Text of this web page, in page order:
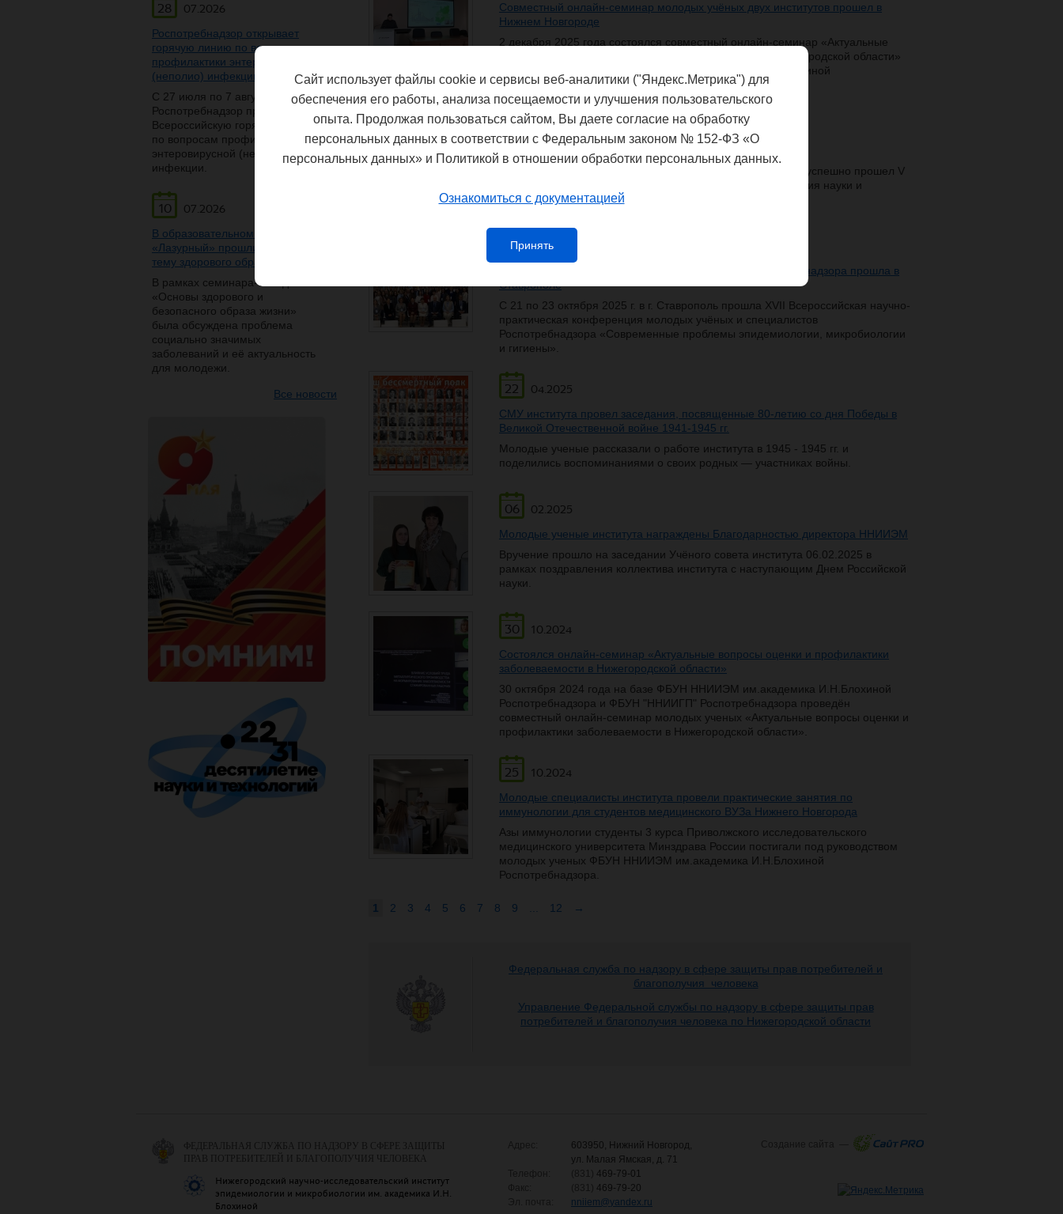
28
07.2026
Роспотребнадзор открывает
горячую линию по вопросам
профилактики энтеровирусной
(неполио) инфекции
С 27 июля по 7 августа
Роспотребнадзор проведет
Всероссийскую горячую линию
по вопросам профилактики
энтеровирусной (неполио)
инфекции.
10
07.2026
В образовательном центре
«Лазурный» прошли беседы на
тему здорового образа жизни
В рамках семинара-беседы
«Основы здорового и
безопасного образа жизни»
была обсуждена проблема
социально значимых
заболеваний и её актуальность
для молодежи.
Все новости
Совместный онлайн-семинар молодых учёных двух институтов прошел в
Нижнем Новгороде
2 декабря 2025 года состоялся совместный онлайн-семинар «Актуальные
вопросы оценки и профилактики заболеваемости в Нижегородской области»
молодых учёных ФБУН ННИИЭМ им. академика И.Н. Блохиной
Роспотребнадзора и ФБУН «ННИИГП» Роспотребнадзора.
28 11.2025
С 26 по 28 ноября на Федеральной территории «Сириус» успешно прошел V
Конгресс молодых ученых, ключевое событие Десясятилетия науки и
технологий в России.
23
10.2025
Конференция молодых учёных и специалистов Роспотребнадзора прошла в
Ставрополе
С 21 по 23 октября 2025 г. в г. Ставрополь прошла XVII Всероссийская научно-
практическая конференция молодых учёных и специалистов
Роспотребнадзора «Современные проблемы эпидемиологии, микробиологии
и гигиены».
22
04.2025
СМУ института провел заседания, посвященные 80-летию со дня Победы в
Великой Отечественной войне 1941-1945 гг.
Молодые ученые рассказали о работе института в 1945 - 1945 гг. и
поделились воспоминаниями о своих родных — участниках войны.
06
02.2025
Молодые ученые института награждены Благодарностью директора ННИИЭМ
Вручение прошло на заседании Учёного совета института 06.02.2025 в
рамках поздравления коллектива института с наступающим Днем Российской
науки.
30
10.2024
Состоялся онлайн-семинар «Актуальные вопросы оценки и профилактики
заболеваемости в Нижегородской области»
30 октября 2024 года на базе ФБУН ННИИЭМ им.академика И.Н.Блохиной
Роспотребнадзора и ФБУН "ННИИГП" Роспотребнадзора проведён
совместный онлайн-семинар молодых ученых «Актуальные вопросы оценки и
профилактики заболеваемости в Нижегородской области».
25
10.2024
Молодые специалисты института провели практические занятия по
иммунологии для студентов медицинского ВУЗа Нижнего Новгорода
Азы иммунологии студенты 3 курса Приволжского исследовательского
медицинского университета Минздрава России постигали под руководством
молодых ученых ФБУН ННИИЭМ им.академика И.Н.Блохиной
Роспотребнадзора.
1 2 3 4 5 6 7 8 9 12 →
Федеральная служба по надзору в сфере защиты прав потребителей и
благополучия человека
Управление Федеральной службы по надзору в сфере защиты прав
потребителей и благополучия человека по Нижегородской области
ФЕДЕРАЛЬНАЯ СЛУЖБА ПО НАДЗОРУ В СФЕРЕ ЗАЩИТЫ
ПРАВ ПОТРЕБИТЕЛЕЙ И БЛАГОПОЛУЧИЯ ЧЕЛОВЕКА
Нижегородский научно-исследовательский институт
эпидемиологии и микробиологии им. академика И.Н.
Блохиной
603950, Нижний Новгород,
ул. Малая Ямская, д. 71
469-79-01
469-79-20
nniiem@yandex.ru
Сайт использует файлы cookie и сервисы веб-аналитики ("Яндекс.Метрика") для
обеспечения его работы, анализа посещаемости и улучшения пользовательского
опыта. Продолжая пользоваться сайтом, Вы даете согласие на обработку
персональных данных в соответствии с Федеральным законом № 152-ФЗ «О
персональных данных» и Политикой в отношении обработки персональных данных.
Ознакомиться с документацией
Принять